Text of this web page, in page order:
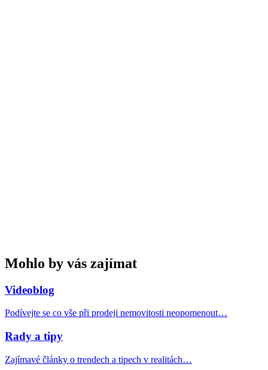
Mohlo by vás zajímat
Videoblog
Podívejte se co vše při prodeji nemovitosti neopomenout…
Rady a tipy
Zajímavé články o trendech a tipech v realitách…